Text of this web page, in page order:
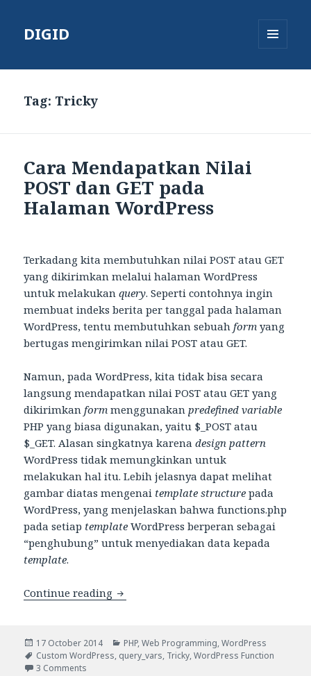
DIGID
Tag: Tricky
Cara Mendapatkan Nilai
POST dan GET pada
Halaman WordPress
Terkadang kita membutuhkan nilai POST atau GET
yang dikirimkan melalui halaman WordPress
untuk melakukanquery. Seperti contohnya ingin
membuat indeks berita per tanggal pada halaman
WordPress, tentu membutuhkan sebuahform yang
bertugas mengirimkan nilai POST atau GET.
Namun, pada WordPress, kita tidak bisa secara
langsung mendapatkan nilai POST atau GET yang
dikirimkanform menggunakanpredefined variable
PHP yang biasa digunakan, yaitu $_POST atau
$_GET. Alasan singkatnya karenadesign pattern
WordPress tidak memungkinkan untuk
melakukan hal itu. Lebih jelasnya dapat melihat
gambar diatas mengenai template structure pada
WordPress, yang menjelaskan bahwa functions.php
pada setiap template WordPress berperan sebagai
“penghubung” untuk menyediakan data kepada
template.
Continue reading Cara Mendapatkan Nilai POST dan
Posted
on
17 October 2014 Categories
PHP,Web Programming,WordPress
Tags
Custom WordPress, query_vars, Tricky,WordPress Function
3 Comments